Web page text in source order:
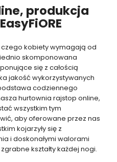
produkcja
czego kobiety wymagają od
skomponowana
się z całością
jakość wykorzystywanych
codziennego
hurtownia rajstop online,
wszystkim tym
aby oferowane przez nas
kojarzyły się z
i doskonałymi walorami
kształty każdej nogi.